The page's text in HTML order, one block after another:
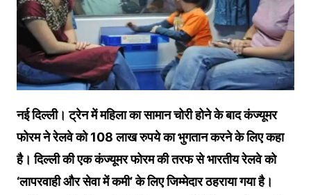
नई दिल्ली। ट्रेन में मह‍िला का सामान चोरी होने के बाद कंज्‍यूमर
फोरम ने रेलवे को 108 लाख रुपये का भुगतान करने के ल‍िए कहा
है। द‍िल्‍ली की एक कंज्‍यूमर फोरम की तरफ से भारतीय रेलवे को
‘लापरवाही और सेवा में कमी’ के लिए जिम्मेदार ठहराया गया है।